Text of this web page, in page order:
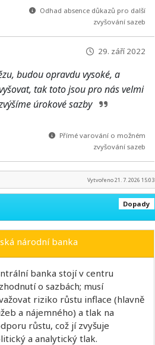
Odhad absence důkazů pro další
zvyšování sazeb
29. září 2022
budou opravdu vysoké, a
tak toto jsou pro nás velmi
úrokové sazby
Přímé varování o možném
zvyšování sazeb
Vytvořeno 21. 7. 2026 15:03
Dopady
národní banka
banka stojí v centru
o sazbách; musí
riziko růstu inflace (hlavně
a nájemného) a tlak na
růstu, což jí zvyšuje
a analytický tlak.